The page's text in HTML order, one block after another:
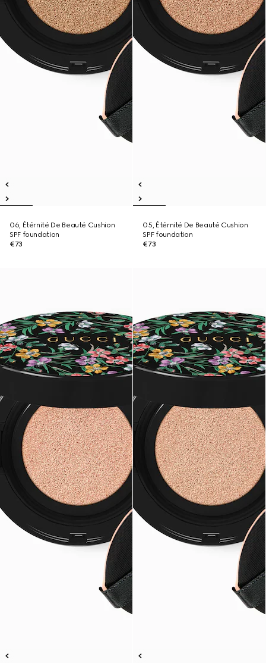
06, Étérnité De Beauté Cushion
SPF foundation
€73
05, Étérnité De Beauté Cushion
SPF foundation
€73